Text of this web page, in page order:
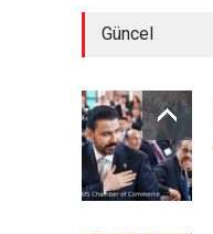
Güncel